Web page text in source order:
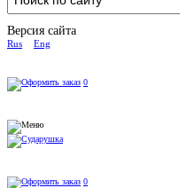
Версия сайта
Rus Eng
0
0